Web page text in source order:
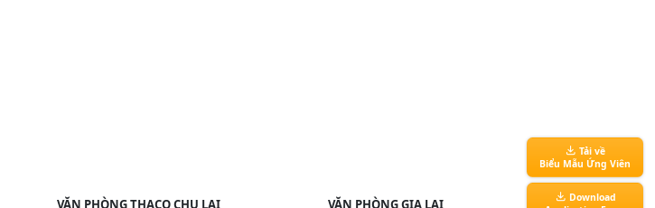
VĂN PHÒNG THACO CHU LAI VĂN PHÒNG GIA LAI
Tải về
Biểu Mẫu Ứng Viên
Download